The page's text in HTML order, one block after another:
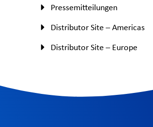
Pressemitteilungen
Distributor Site – Americas
Distributor Site – Europe